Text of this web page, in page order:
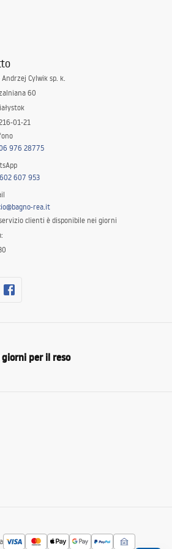
Andrzej Cylwik sp. k.
60
01-21
976 28775
607 953
rea.it
clienti è disponibile nei giorni
per il reso